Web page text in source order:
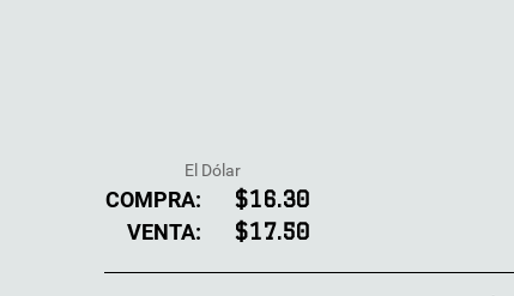
El Dólar
COMPRA: $16.30
VENTA: $17.50